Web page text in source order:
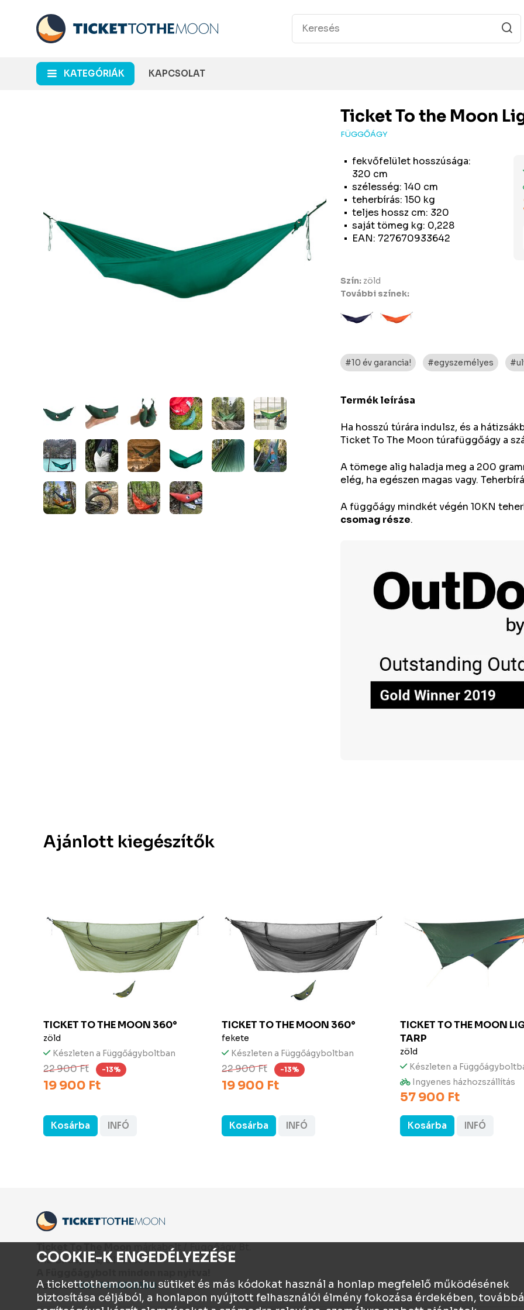
KATEGÓRIÁK KAPCSOLAT
Ticket To the Moon
FÜGGŐÁGY
fekvőfelület hosszúsága:
320 cm
szélesség: 140 cm
teherbírás: 150 kg
teljes hossz cm: 320
saját tömeg kg: 0,228
EAN: 727670933642
Szín: zöld
További színek:
#10 év garancia! #egyszemélyes
Termék leírása
Ha hosszú túrára indulsz, és a
Ticket To The Moon túrafüggőágy a
A tömege alig haladja meg a 200
elég, ha egészen magas vagy.
A függőágy mindkét végén 10KN
csomag része.
Ajánlott kiegészítők
TICKET TO THE MOON 360°
zöld
Készleten a Függőágyboltban
22 900 Ft -13%
19 900 Ft
Kosárba INFÓ
TICKET TO THE MOON 360°
fekete
Készleten a Függőágyboltban
22 900 Ft -13%
19 900 Ft
Kosárba INFÓ
TICKET TO THE MOON
TARP
zöld
Készleten a
Ingyenes házhozszállítás
57 900 Ft
Kosárba INFÓ
márkabolt / Függőágy Bt.
1112 Budapest, Olt utca 10.
Telefon:06-70-6513160
COOKIE-K ENGEDÉLYEZÉSE
A tickettothemoon.hu sütiket és más kódokat használ a honlap megfelelő működésének
biztosítása céljából, a honlapon nyújtott felhasználói élmény fokozása érdekében,